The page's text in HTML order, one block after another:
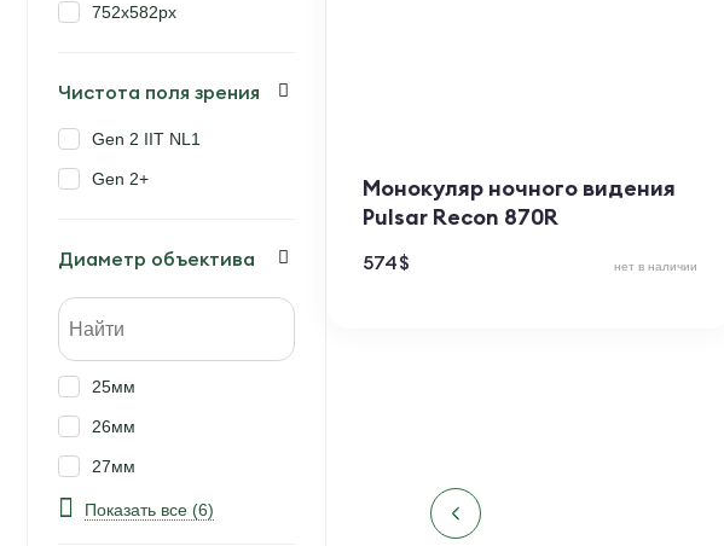
Монокуляр ночного видения
Pulsar Recon 870R
574$ нет в наличии
752x582px
Чистота поля зрения
Gen 2 IIT NL1
Gen 2+
Диаметр объектива
25мм
26мм
27мм
50мм
Показать все (6)